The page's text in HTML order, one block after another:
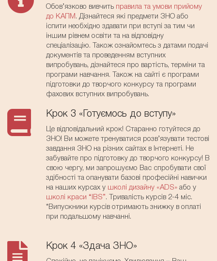
Обов’язково вивчить правила та умови прийому
до КАПМ . Дізнайтеся які предмети ЗНО або
іспити необхідно здавати при вступі за тим чи
іншим рівнем освіти та на відповідну
спеціалізацію. Також ознайомтесь з датами подачі
документів та проведенням вступних
випробувань, дізнайтеся про вартість, терміни та
програми навчання. Також на сайті є програми
підготовки до творчого конкурсу та програми
фахових вступних випробувань.
Крок 3 «Готуємось до вступу»
Це відповідальний крок! Старанно готуйтеся до
ЗНО! Ви можете тренуватися розв’язувати тестові
завдання ЗНО на різних сайтах в Інтернеті. Не
забувайте про підготовку до творчого конкурсу! В
свою чергу, ми запрошуємо Вас спробувати свої
здібності та опанувати базові професійні навички
на наших курсах у школі дизайну «ADS» або у
школі краси “IBS”. Тривалість курсів 2-4 міс.
*Випускники курсів отримають знижку в оплаті
при подальшому навчанні.
Крок 4 «Здача ЗНО»